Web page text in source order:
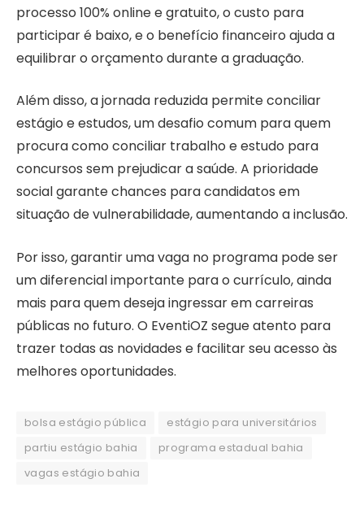
processo 100% online e gratuito, o custo para
participar é baixo, e o benefício financeiro ajuda a
equilibrar o orçamento durante a graduação.
Além disso, a jornada reduzida permite conciliar
estágio e estudos, um desafio comum para quem
procura como conciliar trabalho e estudo para
concursos sem prejudicar a saúde. A prioridade
social garante chances para candidatos em
situação de vulnerabilidade, aumentando a inclusão.
Por isso, garantir uma vaga no programa pode ser
um diferencial importante para o currículo, ainda
mais para quem deseja ingressar em carreiras
públicas no futuro. O EventiOZ segue atento para
trazer todas as novidades e facilitar seu acesso às
melhores oportunidades.
bolsa estágio pública
estágio para universitários
partiu estágio bahia
programa estadual bahia
vagas estágio bahia